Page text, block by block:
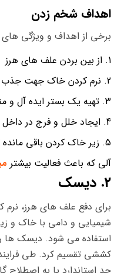
اهداف شخم زدن
برخی از اهداف و ویژگی
از بین بردن علف های هرز
نرم کردن خاک جهت جذب
تهیه یک بستر ایده آل و
ایجاد خلل و فرج در
زیر خاک کردن باقی
آلی که باعث فعالیت بیشتر
2. دیسک
برای دفع علف های هرز،
شیمیایی و دامی با خاک و
استفاده می شود. دیسک ها
کششی تقسیم کرد. طی